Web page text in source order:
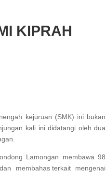
KIPRAH
kejuruan (SMK) ini bukan
kali ini didatangi oleh dua
Lamongan membawa 98
membahas terkait mengenai